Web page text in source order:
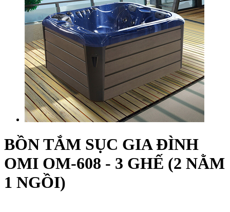
BỒN TẮM SỤC GIA ĐÌNH
OMI OM-608 - 3 GHẾ (2 NẰM
1 NGỒI)